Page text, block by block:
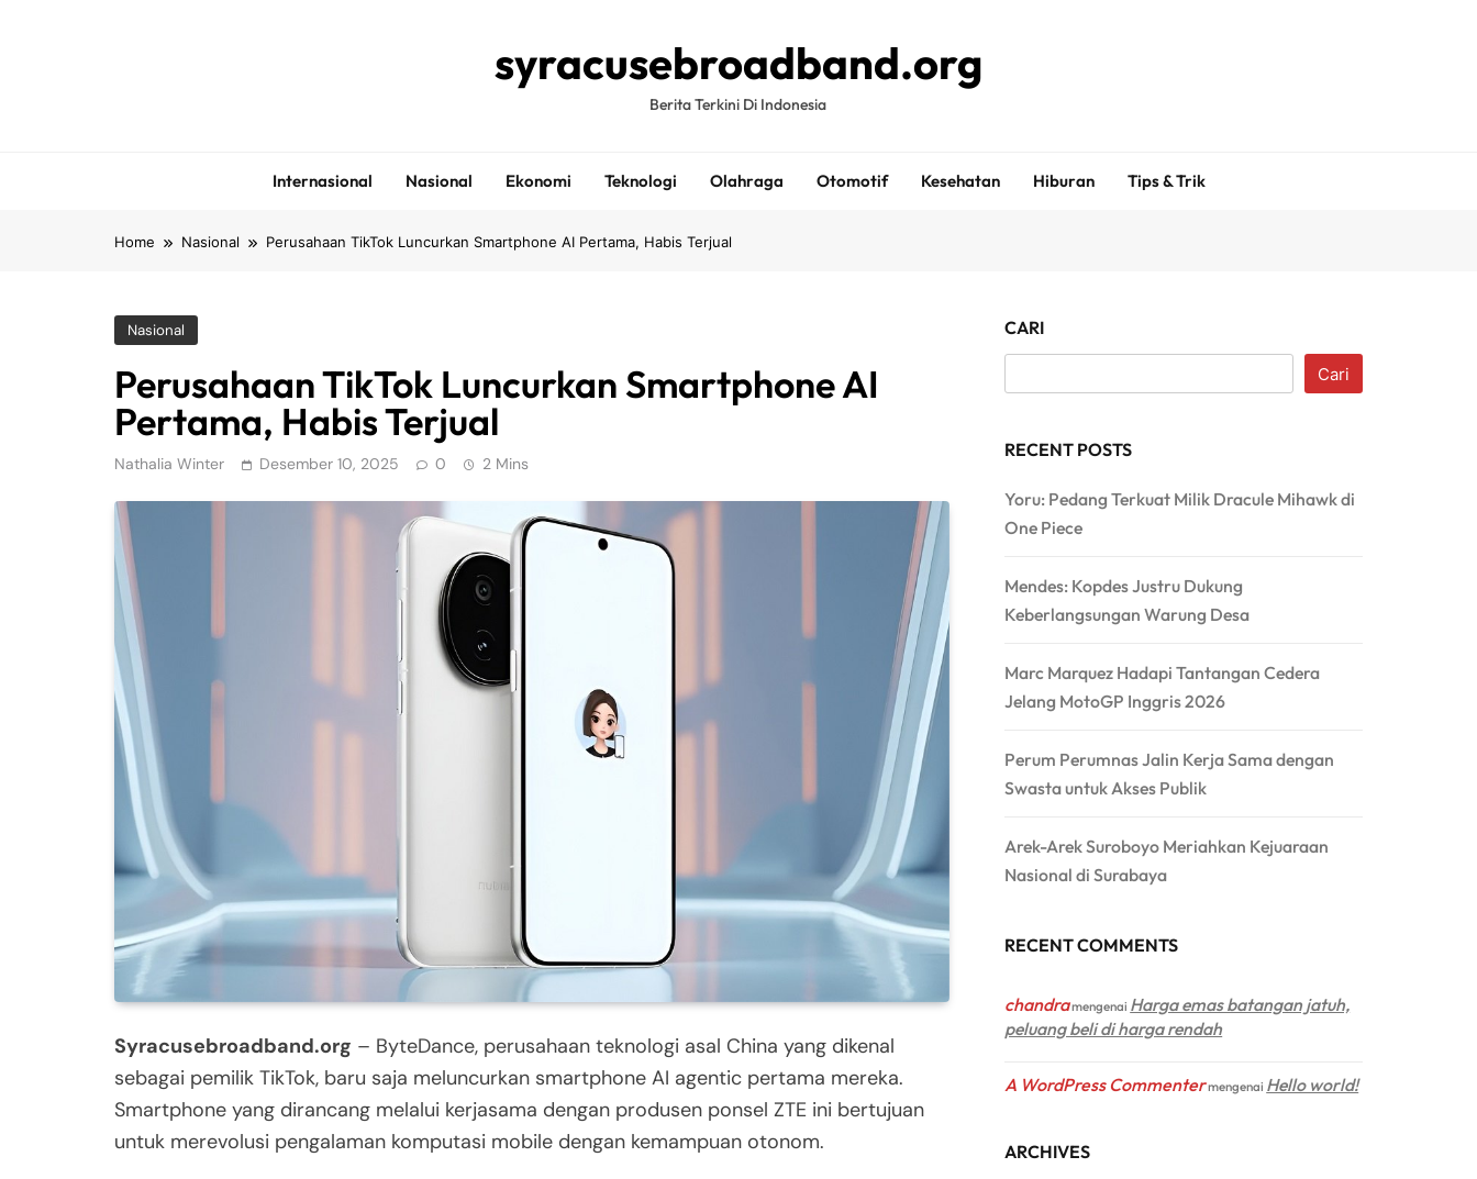
syracusebroadband.org
Berita Terkini Di Indonesia
Internasional Nasional Ekonomi Teknologi Olahraga Otomotif Kesehatan Hiburan Tips & Trik
Home Nasional Perusahaan TikTok Luncurkan Smartphone AI Pertama, Habis Terjual
Nasional
Perusahaan TikTok Luncurkan Smartphone AI
Pertama, Habis Terjual
Nathalia Winter Desember 10, 2025 0 2 Mins
Syracusebroadband.org – ByteDance, perusahaan teknologi asal China yang dikenal
sebagai pemilik TikTok, baru saja meluncurkan smartphone AI agentic pertama mereka.
Smartphone yang dirancang melalui kerjasama dengan produsen ponsel ZTE ini bertujuan
untuk merevolusi pengalaman komputasi mobile dengan kemampuan otonom.
CARI
Cari
RECENT POSTS
Yoru: Pedang Terkuat Milik Dracule Mihawk di
One Piece
Mendes: Kopdes Justru Dukung
Keberlangsungan Warung Desa
Marc Marquez Hadapi Tantangan Cedera
Jelang MotoGP Inggris 2026
Perum Perumnas Jalin Kerja Sama dengan
Swasta untuk Akses Publik
Arek-Arek Suroboyo Meriahkan Kejuaraan
Nasional di Surabaya
RECENT COMMENTS
chandramengenai Harga emas batangan jatuh,
peluang beli di harga rendah
A WordPress Commentermengenai Hello world!
ARCHIVES